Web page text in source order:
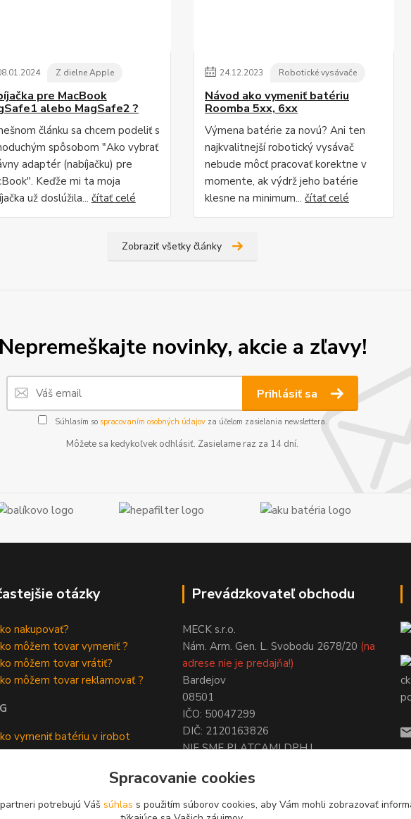
.01.2024 Z dielne Apple
pre MacBook
alebo MagSafe2 ?
článku sa chcem podeliť s
spôsobom "Ako vybrať
adaptér (nabíjačku) pre
Keďže mi ta moja
už doslúžila... čítať celé
24.12.2023 Robotické vysávače
Návod ako vymeniť batériu
Roomba 5xx, 6xx
Výmena batérie za novú? Ani ten
najkvalitnejší robotický vysávač
nebude môcť pracovať korektne v
momente, ak výdrž jeho batérie
klesne na minimum... čítať celé
Zobraziť všetky články
Nepremeškajte novinky, akcie a zľavy!
Prihlásiť sa
Súhlasím so spracovaním osobných údajovza účelom zasielania newslettera.
Môžete sa kedykoľvek odhlásiť. Zasielame raz za 14 dní.
otázky
nakupovať?
môžem tovar vymeniť ?
môžem tovar vrátiť?
môžem tovar reklamovať ?
vymeniť batériu v irobot
Kedy vymeniť batériu roomba
Prevádzkovateľ obchodu
MECK s.r.o.
Nám. Arm. Gen. L. Svobodu 2678/20 (na
adrese nie je predajňa!)
Bardejov
08501
IČO: 50047299
DIČ: 2120163826
NIE SME PLATCAMI DPH !
Spracovanie cookies
potrebujú Váš súhlas s použitím súborov cookies, aby Vám mohli zobrazovať